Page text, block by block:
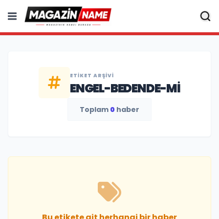
ETIKET ARŞIVI
ENGEL-BEDENDE-MI
Toplam 0 haber